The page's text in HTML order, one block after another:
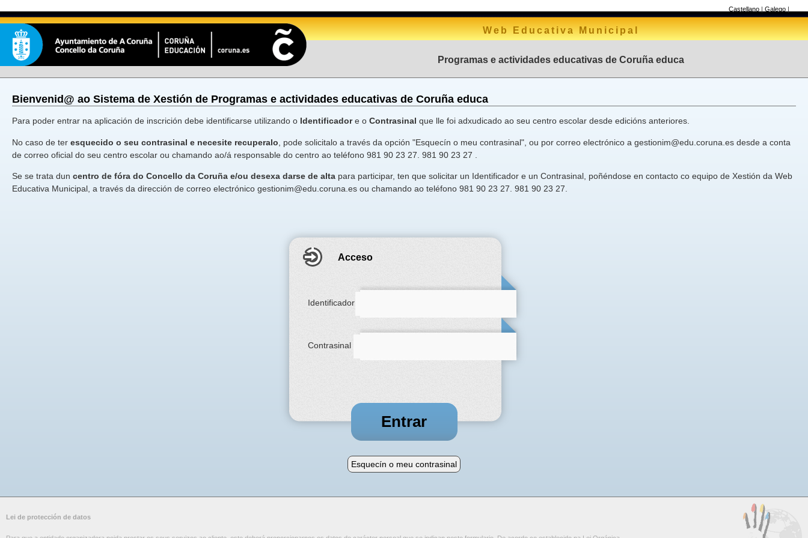
Castellano | Galego |
Web Educativa Municipal
Programas e actividades educativas de Coruña educa
Bienvenid@ ao Sistema de Xestión de Programas e actividades educativas de Coruña educa
Para poder entrar na aplicación de inscrición debe identificarse utilizando o Identificadore o Contrasinal que lle foi adxudicado ao seu centro escolar desde edicións anteriores.
No caso de ter esquecido o seu contrasinal e necesite recuperalo , pode solicitalo a través da opción "Esquecín o meu contrasinal", ou por correo electrónico a gestionim@edu.coruna.es desde a conta
de correo oficial do seu centro escolar ou chamando ao/á responsable do centro ao teléfono 981 90 23 27. 981 90 23 27 .
Se se trata dun centro de fóra do Concello da Coruña e/ou desexa darse de alta para participar, ten que solicitar un Identificador e un Contrasinal, poñéndose en contacto co equipo de Xestión da Web
Educativa Municipal, a través da dirección de correo electrónico gestionim@edu.coruna.es ou chamando ao teléfono 981 90 23 27. 981 90 23 27.
Acceso
Identificador
Contrasinal
Esquecín o meu contrasinal
Lei de protección de datos